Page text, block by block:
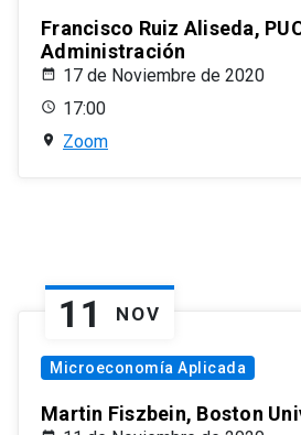
Francisco Ruiz Aliseda,
Administración
17 de Noviembre de 2020
17:00
Zoom
11 NOV
Microeconomía Aplicada
Martin Fiszbein, Boston